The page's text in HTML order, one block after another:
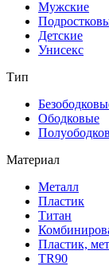
Мужские
Детские
Унисекс
Тип
Ободковые
Материал
Металл
Пластик
Титан
Пластик,
TR90